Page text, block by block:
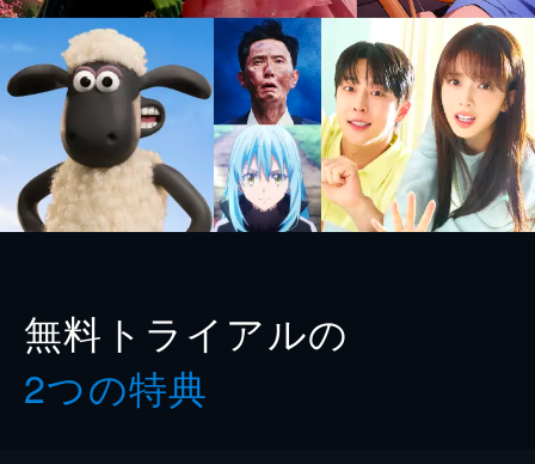
無料トライアルの
2つの特典